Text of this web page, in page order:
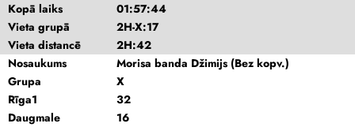
Kopā laiks
01:57:44
Vieta grupā
2H-X:17
Vieta distancē
2H:42
Nosaukums
Morisa banda Džimijs (Bez kopv.)
Grupa
X
Rīga1
32
Daugmale
16